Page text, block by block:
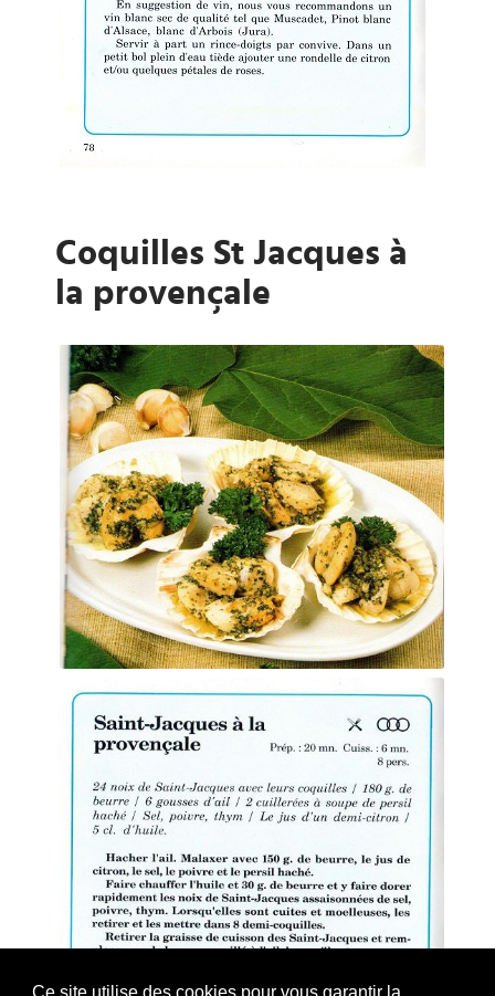
Ce site utilise des cookies pour vous garantir la
Coquilles St Jacques à
la provençale